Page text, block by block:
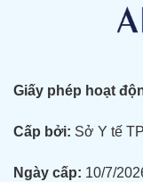
Giấy phép hoạt
Cấp bởi: Sở Y tế
Ngày cấp: 10/7/